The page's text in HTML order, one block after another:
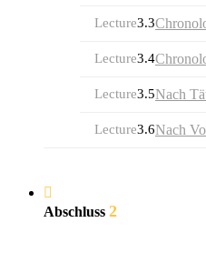
Lecture3.3
Lecture3.4
Lecture3.5Nach
Lecture3.6Nach
Abschluss 2